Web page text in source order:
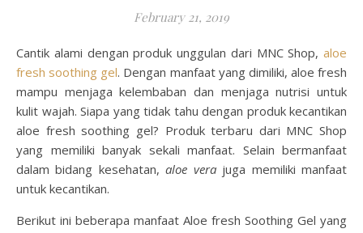
February 21, 2019
Cantik alami dengan produk unggulan dari MNC Shop, aloe
fresh soothing gel. Dengan manfaat yang dimiliki, aloe fresh
mampu menjaga kelembaban dan menjaga nutrisi untuk
kulit wajah. Siapa yang tidak tahu dengan produk kecantikan
aloe fresh soothing gel? Produk terbaru dari MNC Shop
yang memiliki banyak sekali manfaat. Selain bermanfaat
dalam bidang kesehatan, aloe verajuga memiliki manfaat
untuk kecantikan.
Berikut ini beberapa manfaat Aloe fresh Soothing Gel yang